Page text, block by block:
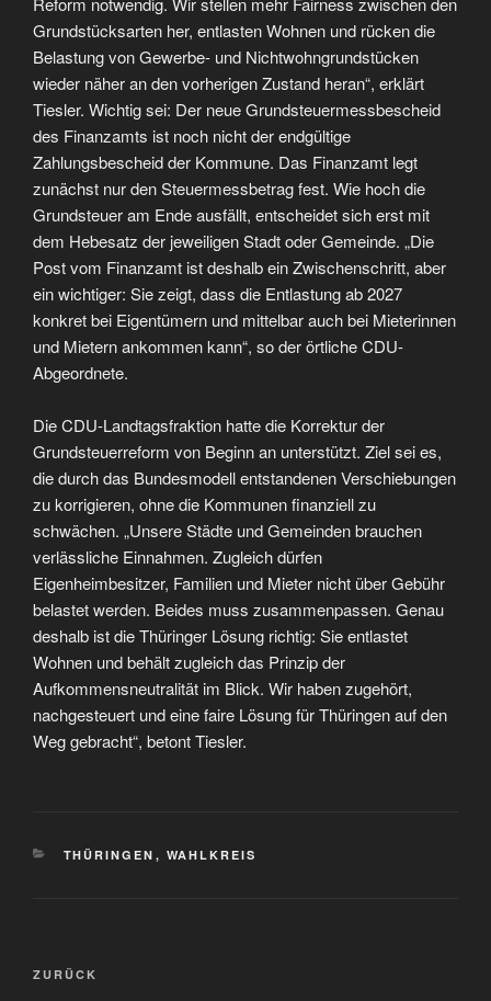
Grundstücksarten her, entlasten Wohnen und rücken die
Belastung von Gewerbe- und Nichtwohngrundstücken
wieder näher an den vorherigen Zustand heran“, erklärt
Tiesler. Wichtig sei: Der neue Grundsteuermessbescheid
des Finanzamts ist noch nicht der endgültige
Zahlungsbescheid der Kommune. Das Finanzamt legt
zunächst nur den Steuermessbetrag fest. Wie hoch die
Grundsteuer am Ende ausfällt, entscheidet sich erst mit
dem Hebesatz der jeweiligen Stadt oder Gemeinde. „Die
Post vom Finanzamt ist deshalb ein Zwischenschritt, aber
ein wichtiger: Sie zeigt, dass die Entlastung ab 2027
konkret bei Eigentümern und mittelbar auch bei Mieterinnen
und Mietern ankommen kann“, so der örtliche CDU-
Abgeordnete.
Die CDU-Landtagsfraktion hatte die Korrektur der
Grundsteuerreform von Beginn an unterstützt. Ziel sei es,
die durch das Bundesmodell entstandenen Verschiebungen
zu korrigieren, ohne die Kommunen finanziell zu
schwächen. „Unsere Städte und Gemeinden brauchen
verlässliche Einnahmen. Zugleich dürfen
Eigenheimbesitzer, Familien und Mieter nicht über Gebühr
belastet werden. Beides muss zusammenpassen. Genau
deshalb ist die Thüringer Lösung richtig: Sie entlastet
Wohnen und behält zugleich das Prinzip der
Aufkommensneutralität im Blick. Wir haben zugehört,
nachgesteuert und eine faire Lösung für Thüringen auf den
Weg gebracht“, betont Tiesler.
KATEGORIEN
THÜRINGEN , WAHLKREIS
Beitragsnavigation
Vorheriger
ZURÜCK